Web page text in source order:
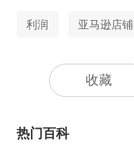
利润 亚马逊店铺
收藏
热门百科